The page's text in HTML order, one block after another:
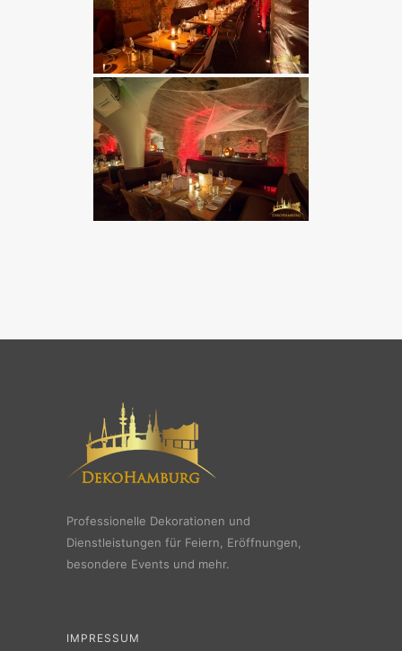
Professionelle Dekorationen und
Dienstleistungen für Feiern, Eröffnungen,
besondere Events und mehr.
IMPRESSUM